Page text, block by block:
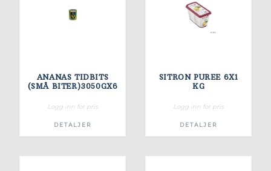
ANANAS TIDBITS
(SMÅ BITER)3050GX6
Logg inn for pris
DETALJER
SITRON PUREE 6X1
KG
Logg inn for pris
DETALJER